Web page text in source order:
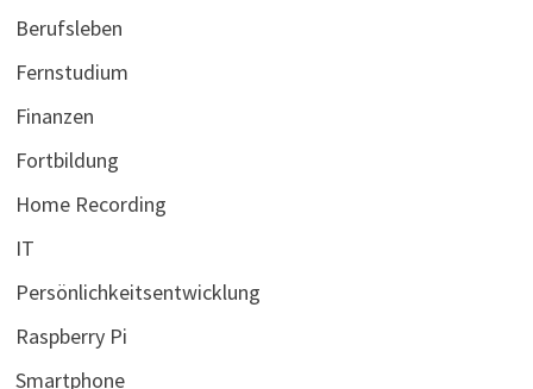
Berufsleben
Fernstudium
Finanzen
Fortbildung
Home Recording
IT
Persönlichkeitsentwicklung
Raspberry Pi
Smartphone